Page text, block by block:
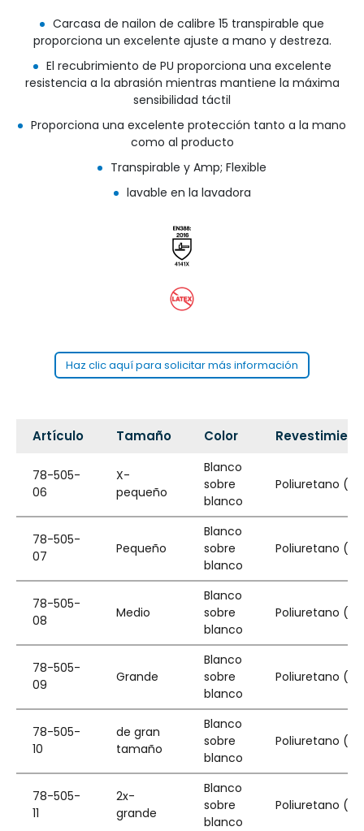
Carcasa de nailon de calibre 15 transpirable que
proporciona un excelente ajuste a mano y destreza.
El recubrimiento de PU proporciona una excelente
resistencia a la abrasión mientras mantiene la máxima
sensibilidad táctil
Proporciona una excelente protección tanto a la mano
como al producto
Transpirable y Amp; Flexible
lavable en la lavadora
Haz clic aquí para solicitar más información
Artículo Tamaño Color
78-505-
06
X-
pequeño
Blanco
sobre
blanco
Poliuretano
78-505-
07
Pequeño
Blanco
sobre
blanco
Poliuretano
78-505-
08
Medio
Blanco
sobre
blanco
Poliuretano
78-505-
09
Grande
Blanco
sobre
blanco
Poliuretano
78-505-
10
de gran
tamaño
Blanco
sobre
blanco
Poliuretano
78-505-
11
2x-
grande
Blanco
sobre
blanco
Poliuretano